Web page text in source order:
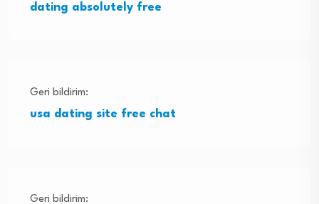
dating absolutely free
Geri bildirim:
usa dating site free chat
Geri bildirim: